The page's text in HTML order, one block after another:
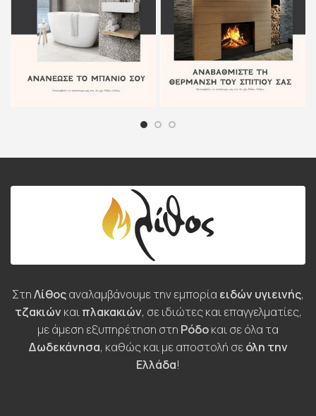
ΣτηΛίθοςαναλαμβάνουμε την εμπορία ειδών υγιεινής,
τζακιών καιπλακακιών, σε ιδιώτες και επαγγελματίες,
με άμεση εξυπηρέτηση στη Ρόδοκαι σε όλα τα
Δωδεκάνησα, καθώς και με αποστολή σεόλη την
Ελλάδα!